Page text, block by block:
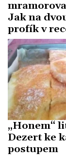
Jak na
profík v
„Honem“
Dezert ke
postupem